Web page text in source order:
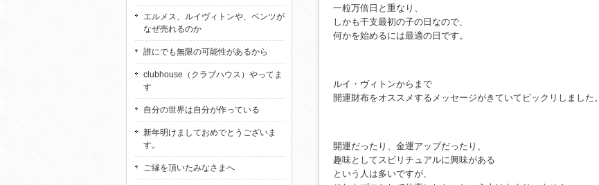
一粒万倍日と重なり、
しかも干支最初の子の日なので、
何かを始めるには最適の日です。
ルイ・ヴィトンからまで
開運財布をオススメするメッセージがきていてビックリしました。
開運だったり、金運アップだったり、
趣味としてスピリチュアルに興味がある
という人は多いですが、
エルメス、ルイヴィトンや、ベンツが
なぜ売れるのか
誰にでも無限の可能性があるから
clubhouse（クラブハウス）やってま
す
自分の世界は自分が作っている
新年明けましておめでとうございま
す。
ご縁を頂いたみなさまへ